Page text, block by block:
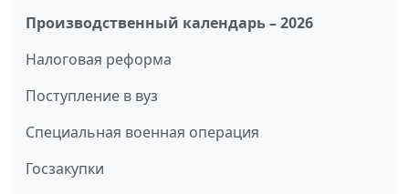
Производственный календарь – 2026
Налоговая реформа
Поступление в вуз
Специальная военная операция
Госзакупки